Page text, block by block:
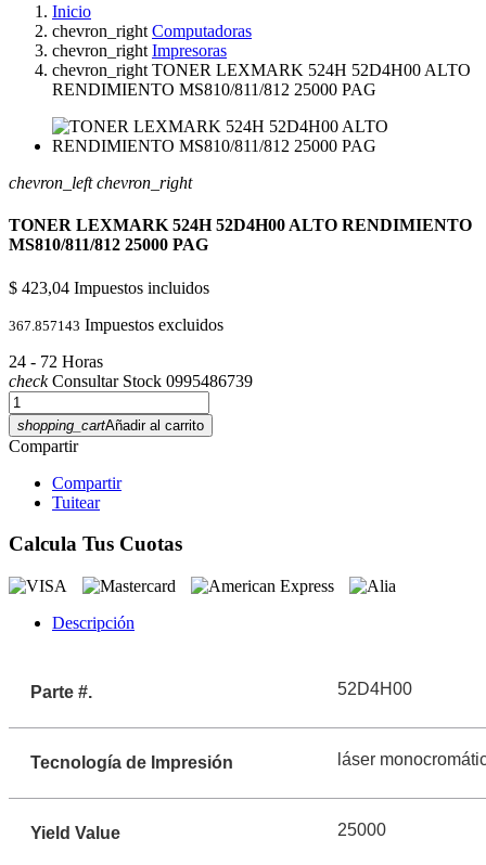
Inicio
chevron_right Computadoras
chevron_right Impresoras
chevron_right TONER LEXMARK 524H 52D4H00 ALTO
RENDIMIENTO MS810/811/812 25000 PAG
chevron_left chevron_right
TONER LEXMARK 524H 52D4H00 ALTO RENDIMIENTO
MS810/811/812 25000 PAG
$ 423,04 Impuestos incluidos
367.857143 Impuestos excluidos
24 - 72 Horas
checkConsultar Stock 0995486739
shopping_cartAñadir al carrito
Compartir
Compartir
Tuitear
Calcula Tus Cuotas
Descripción
Parte #. 52D4H00
Tecnología de Impresión láser
Yield Value 25000